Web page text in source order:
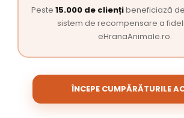
Peste 15.000 de cliențibeneficiază
sistem de recompensare a
eHranaAnimale.ro.
ÎNCEPE CUMPĂRĂTURILE